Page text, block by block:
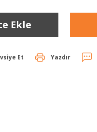
Ekle
Et Yazdır